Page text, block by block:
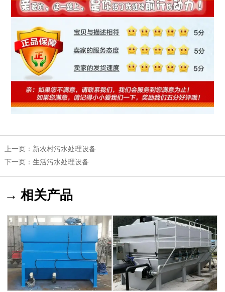
上一页： 新农村污水处理设备
下一页： 生活污水处理设备
→ 相关产品